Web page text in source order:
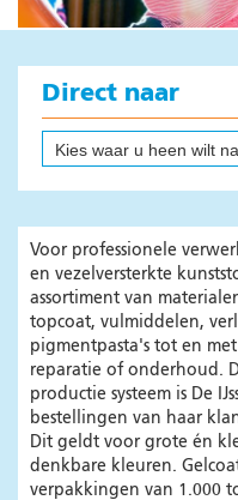
Direct naar
Kies waar u heen wilt
Voor professionele
en vezelversterkte
assortiment van
topcoat, vulmiddelen,
pigmentpasta's tot en
reparatie of onderhoud.
productie systeem is De
bestellingen van haar
Dit geldt voor grote én
denkbare kleuren.
verpakkingen van 1.000
Producten
Oppervlakte Calculator
Veilig werken
Online brochures
Veelgestelde vragen
Nieuws
Composieten
Nieuws
Producten